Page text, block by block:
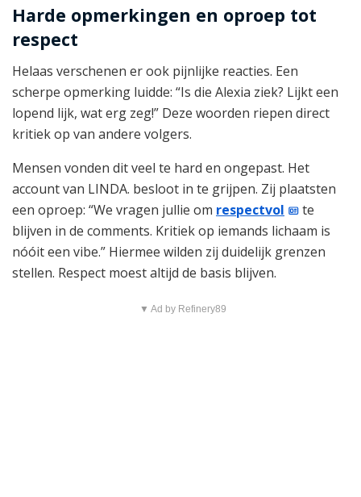
Harde opmerkingen en oproep tot
respect
Helaas verschenen er ook pijnlijke reacties. Een
scherpe opmerking luidde: “Is die Alexia ziek? Lijkt een
lopend lijk, wat erg zeg!” Deze woorden riepen direct
kritiek op van andere volgers.
Mensen vonden dit veel te hard en ongepast. Het
account van LINDA. besloot in te grijpen. Zij plaatsten
een oproep: “We vragen jullie om respectvol
te
blijven in de comments. Kritiek op iemands lichaam is
nóóit een vibe.” Hiermee wilden zij duidelijk grenzen
stellen. Respect moest altijd de basis blijven.
▼ Ad by Refinery89